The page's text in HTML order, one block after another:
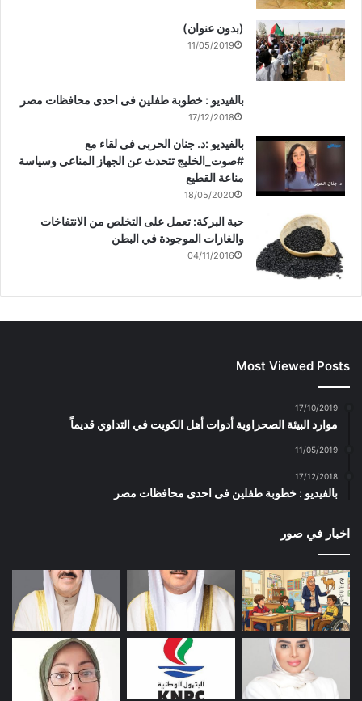
(بدون عنوان)
11/05/2019
بالفيديو : خطوبة طفلين فى احدى محافظات مصر
17/12/2018
بالفيديو :د. جنان الحربى فى لقاء مع
#صوت_الخليج تتحدث عن الجهاز المناعى وسياسة
مناعة القطيع
18/05/2020
حبة البركة: تعمل على التخلص من الانتفاخات
والغازات الموجودة في البطن
04/11/2016
Most Viewed Posts
17/10/2019
موارد البيئة الصحراوية أدوات أهل الكويت في التداوي قديماً
11/05/2019
17/12/2018
بالفيديو : خطوبة طفلين فى احدى محافظات مصر
اخبار في صور